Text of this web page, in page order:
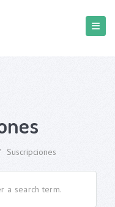
Suscripciones